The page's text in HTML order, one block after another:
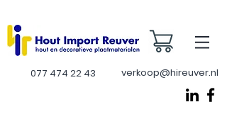
077 474 22 43 verkoop@hireuver.nl